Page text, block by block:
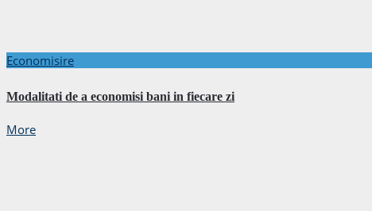
Economisire
Modalitati de a economisi bani in fiecare zi
More